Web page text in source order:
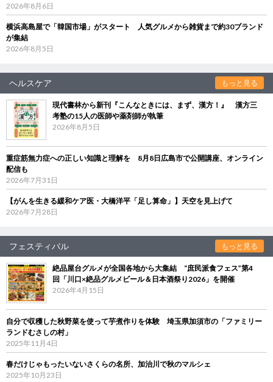
2026年8月6日
横浜高島屋で「韓国市場」がスタート 人気グルメから雑貨まで約30ブランド
が集結
2026年8月5日
ヘルスケア もっと見る
現代書林から新刊『こんなときには、まず、漢方！』 漢方三
考塾の15人の医師や薬剤師が執筆
2026年8月5日
重症筋無力症への正しい知識と理解を 8月8日広島市で公開講座、オンライン
配信も
2026年7月31日
【がんを生きる緩和ケア医・大橋洋平「足し算命」】天空を見上げて
2026年7月28日
フェスティバル もっと見る
絶品屋台グルメが全国各地から大集結 “庶民派食フェス”第4
回「川口×絶品グルメビール＆日本酒祭り2026」を開催
2026年4月15日
自分で収穫した秋野菜を使って芋煮作りを体験 埼玉県加須市の「ファミリー
ランドむさしの村」
2025年11月4日
春だけじゃもったいないさくらの名所、加治川で秋のマルシェ
2025年10月23日